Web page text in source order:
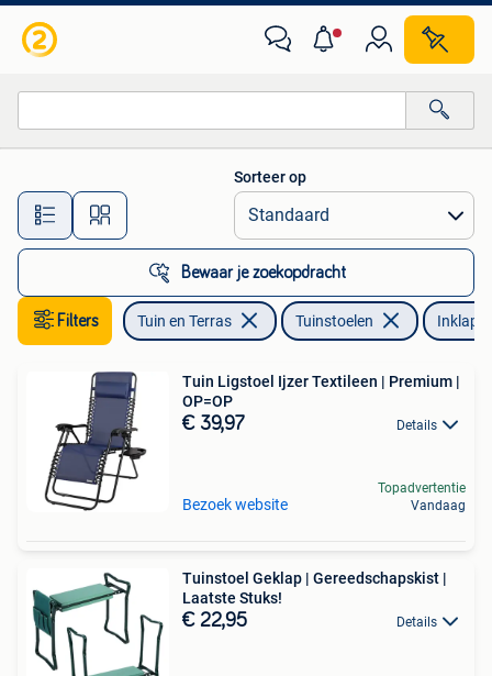
Alle afstanden…
Sorteer op
Bewaar je zoekopdracht
Filters Tuin en Terras Tuinstoelen
Tuin Ligstoel Ijzer Textileen | Premium |
OP=OP
€ 39,97 Details
Bezoek website
Topadvertentie
Vandaag
Tuinstoel Geklap | Gereedschapskist |
Laatste Stuks!
€ 22,95 Details